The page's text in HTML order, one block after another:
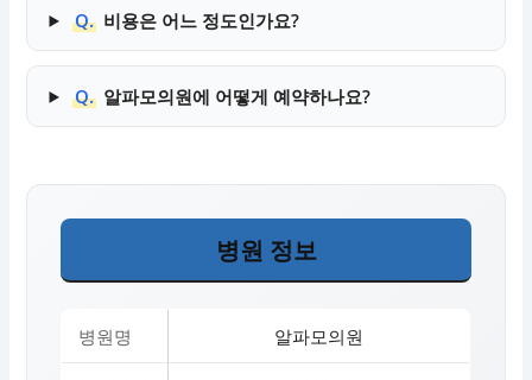
Q. 비용은 어느 정도인가요?
Q. 알파모의원에 어떻게 예약하나요?
병원 정보
병원명 알파모의원